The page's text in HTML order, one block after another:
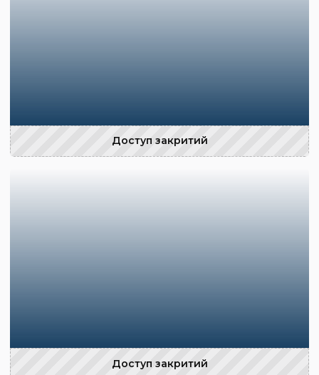
Доступ закритий
Доступ закритий